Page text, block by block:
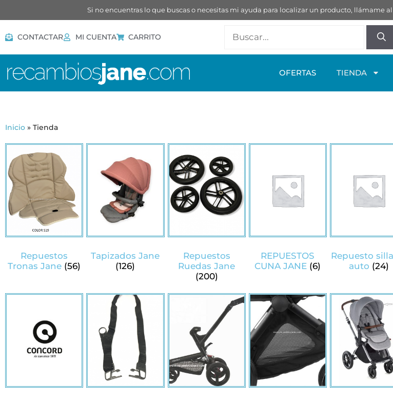
Si no encuentras lo que buscas o necesitas mi ayuda para localizar un producto, llámame
CONTACTAR MI CUENTA CARRITO
OFERTAS TIENDA
Inicio » Tienda
Repuestos
Tronas Jane (56)
Tapizados Jane
(126)
Repuestos
Ruedas Jane
(200)
REPUESTOS
CUNA JANE (6)
Repuesto
auto (24)